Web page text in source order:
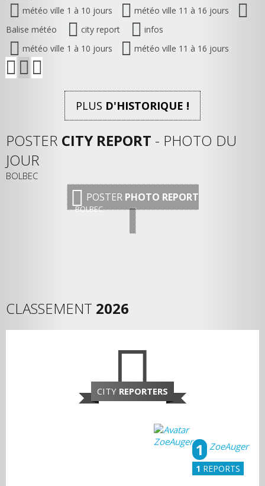
météo ville 1 à 10 jours
météo ville 11 à 16 jours
Balise météo
city report
infos
météo ville 1 à 10 jours
météo ville 11 à 16 jours
PLUS D'HISTORIQUE !
POSTER CITY REPORT - PHOTO DU
JOUR
BOLBEC
POSTER PHOTO REPORT
BOLBEC
CLASSEMENT 2026
CITY REPORTERS
ZoeAuger
1
1 REPORTS